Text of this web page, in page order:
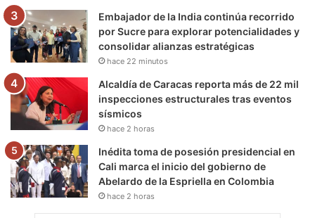
Embajador de la India continúa recorrido
por Sucre para explorar potencialidades y
consolidar alianzas estratégicas
hace 22 minutos
Alcaldía de Caracas reporta más de 22 mil
inspecciones estructurales tras eventos
sísmicos
hace 2 horas
Inédita toma de posesión presidencial en
Cali marca el inicio del gobierno de
Abelardo de la Espriella en Colombia
hace 2 horas